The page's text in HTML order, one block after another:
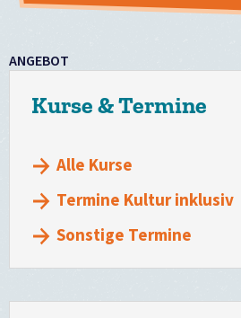
ANGEBOT
Kurse & Termine
Alle Kurse
Termine Kultur inklusiv
Sonstige Termine